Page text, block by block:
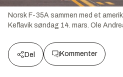
Norsk F-35A sammen med et
Keflavik søndag 14. mars. Ole
Del Kommenter